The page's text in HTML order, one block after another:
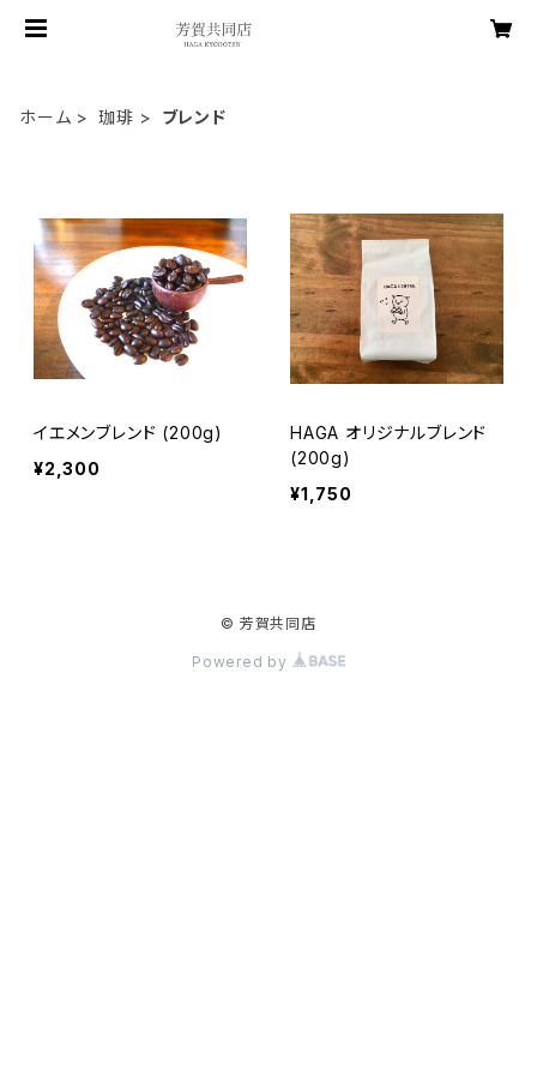
ホーム 珈琲 ブレンド
イエメンブレンド (200g)
¥2,300
HAGA オリジナルブレンド
(200g)
¥1,750
© 芳賀共同店
Powered by